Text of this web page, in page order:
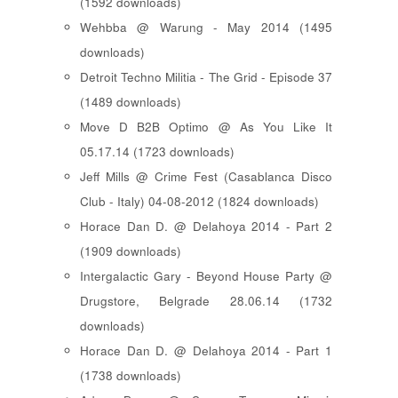
Wehbba @ Warung - May 2014 (1495
downloads)
Detroit Techno Militia - The Grid - Episode 37
(1489 downloads)
Move D B2B Optimo @ As You Like It
05.17.14 (1723 downloads)
Jeff Mills @ Crime Fest (Casablanca Disco
Club - Italy) 04-08-2012 (1824 downloads)
Horace Dan D. @ Delahoya 2014 - Part 2
(1909 downloads)
Intergalactic Gary - Beyond House Party @
Drugstore, Belgrade 28.06.14 (1732
downloads)
Horace Dan D. @ Delahoya 2014 - Part 1
(1738 downloads)